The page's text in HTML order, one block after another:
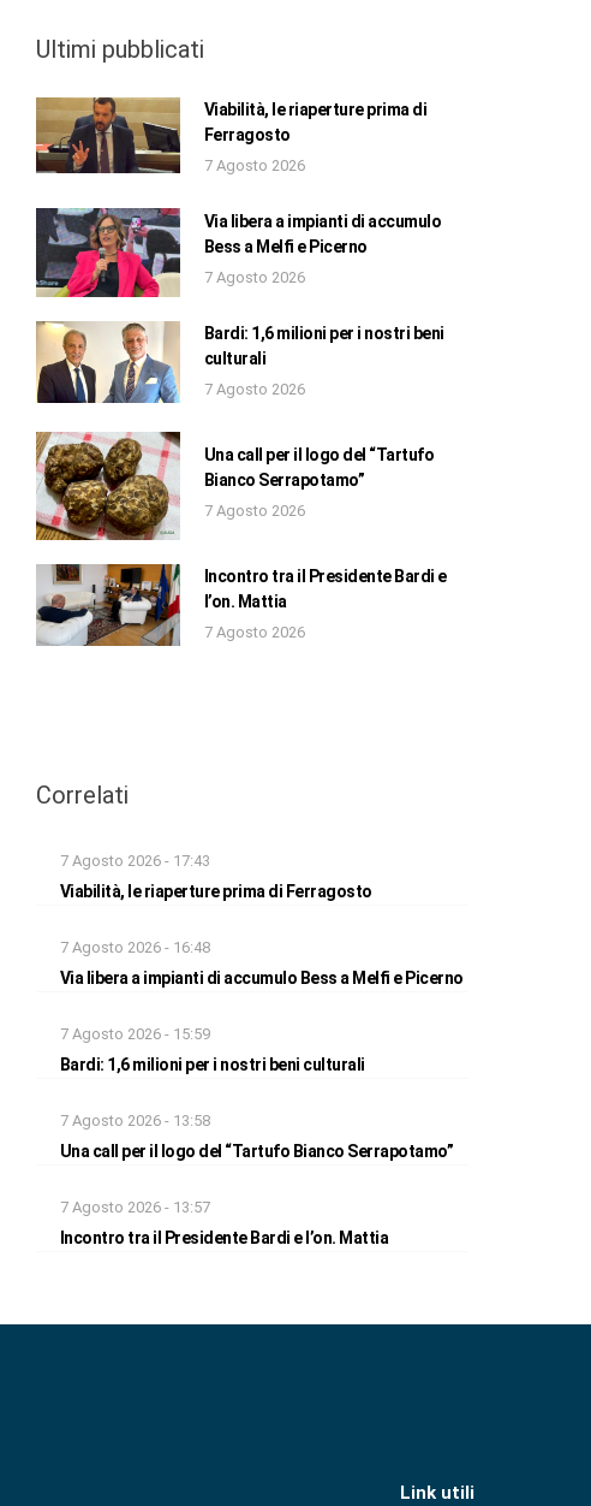
Ultimi pubblicati
Viabilità, le riaperture prima di
Ferragosto
7 Agosto 2026
Via libera a impianti di accumulo
Bess a Melfi e Picerno
7 Agosto 2026
Bardi: 1,6 milioni per i nostri beni
culturali
7 Agosto 2026
Una call per il logo del “Tartufo
Bianco Serrapotamo”
7 Agosto 2026
Incontro tra il Presidente Bardi e
l’on. Mattia
7 Agosto 2026
Correlati
7 Agosto 2026 - 17:43
Viabilità, le riaperture prima di Ferragosto
7 Agosto 2026 - 16:48
Via libera a impianti di accumulo Bess a Melfi e Picerno
7 Agosto 2026 - 15:59
Bardi: 1,6 milioni per i nostri beni culturali
7 Agosto 2026 - 13:58
Una call per il logo del “Tartufo Bianco Serrapotamo”
7 Agosto 2026 - 13:57
Incontro tra il Presidente Bardi e l’on. Mattia
Link utili